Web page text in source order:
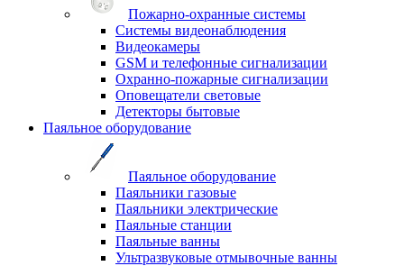
Пожарно-охранные системы
Системы видеонаблюдения
Видеокамеры
GSM и телефонные сигнализации
Охранно-пожарные сигнализации
Оповещатели световые
Детекторы бытовые
Паяльное оборудование
Паяльное оборудование
Паяльники газовые
Паяльники электрические
Паяльные станции
Паяльные ванны
Ультразвуковые отмывочные ванны